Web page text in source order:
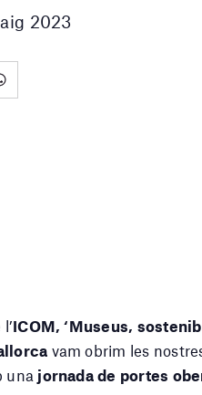
2023
ICOM, ‘Museus,
vam obrim les
una jornada de portes